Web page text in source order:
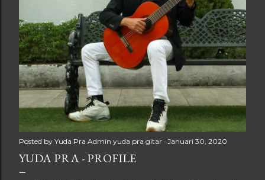
Posted by Yuda Pra Admin yuda pra gitar Januari 30, 2020
YUDA PRA - PROFILE